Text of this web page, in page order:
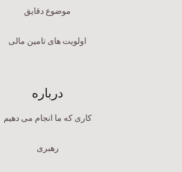
موضوع دقایق
اولویت های تامین مالی
درباره
کاری که ما انجام می دهیم
رهبری